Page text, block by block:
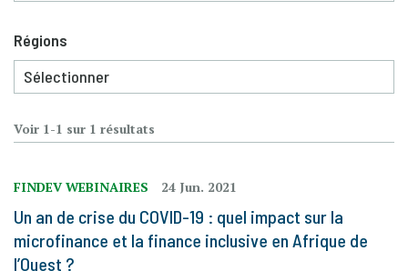
Voir 1-1 sur 1 résultats
FINDEV WEBINAIRES 24 Jun. 2021
Un an de crise du COVID-19 : quel impact sur la
microfinance et la finance inclusive en Afrique de
l’Ouest ?
Régions